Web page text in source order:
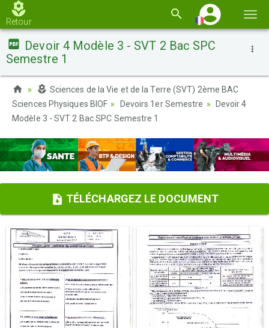
la
Retour
Devoir 4 Modèle 3 - SVT 2 Bac SPC
Semestre 1
Sciences de la Vie et de la Terre (SVT) 2ème BAC
Sciences Physiques BIOF
Devoirs 1er Semestre
Devoir 4
Modèle 3 - SVT 2 Bac SPC Semestre 1
TÉLÉCHARGEZ LE DOCUMENT